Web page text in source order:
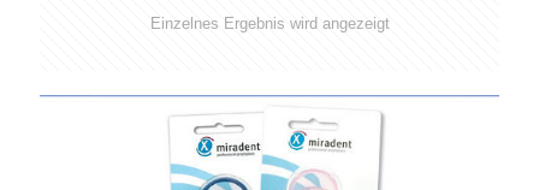
Einzelnes Ergebnis wird angezeigt